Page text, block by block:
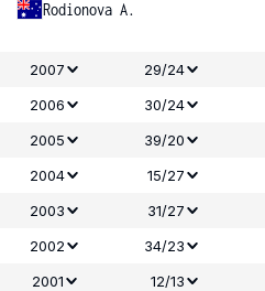
Rodionova A.
2007 29/24
2006
30/24
2005
39/20
2004
15/27
2003
31/27
2002
34/23
2001
12/13